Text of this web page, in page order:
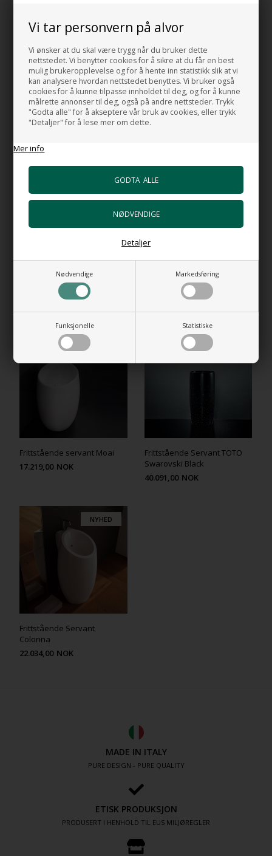
Vi tar personvern på alvor
Vi ønsker at du skal være trygg når du bruker dette
nettstedet. Vi benytter cookies for å sikre at du får en best
mulig brukeropplevelse og for å hente inn statistikk slik at vi
kan analysere hvordan nettstedet benyttes. Vi bruker også
cookies for å kunne tilpasse innholdet til deg, og for å kunne
målrette annonser til deg, også på andre nettsteder. Trykk
"Godta alle" for å akseptere vår bruk av cookies, eller trykk
"Detaljer" for å lese mer om dette.
Mer info
Nødvendige Markedsføring
Funksjonelle Statistiske
Detaljer
Design:Marcello Ziliani
MADE IN ITALY
HUSK OGSÅ DISSE
messing
+492,00 NOK
Bunnventil Push i forkrommet messing
+602,00 NOK
Gå til varen
NYHED
Frittstående servant Moai
17.219,00 NOK
Frittstående Servant TOTO
Swarovski Black
40.091,00 NOK
NYHED
Frittstående Servant
Colonna
22.034,00 NOK
MADE IN ITALY
PURE DESIGN - PURE QUALITY
ETISK PRODUKSJON
PRODUSERT I HENHOLD TIL EUS MILJØREGLER